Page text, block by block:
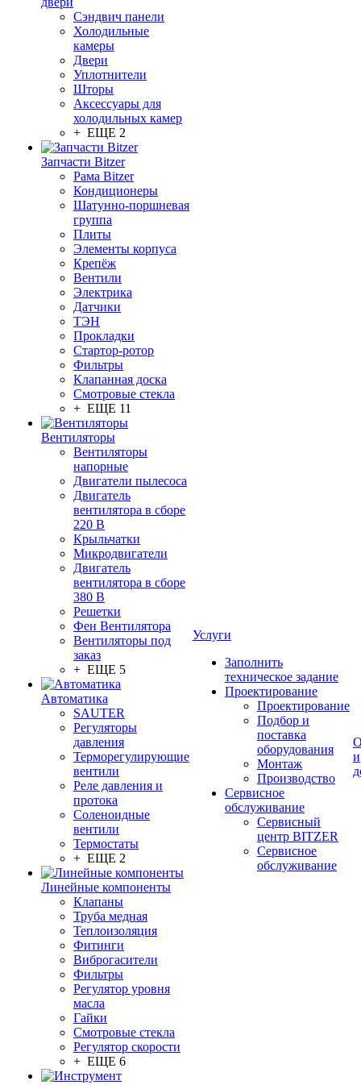
Сэндвич панели
Холодильные
камеры
Двери
Уплотнители
Шторы
Аксессуары для
холодильных камер
+ ЕЩЕ 2
Запчасти Bitzer
Рама Bitzer
Кондиционеры
Шатунно-поршневая
группа
Плиты
Элементы корпуса
Крепёж
Вентили
Электрика
Датчики
ТЭН
Прокладки
Стартор-ротор
Фильтры
Клапанная доска
Смотровые стекла
+ ЕЩЕ 11
Вентиляторы
Вентиляторы
напорные
Двигатели пылесоса
Двигатель
вентилятора в сборе
220 В
Крыльчатки
Микродвигатели
Двигатель
вентилятора в сборе
380 В
Решетки
Фен Вентилятора
Вентиляторы под
заказ
+ ЕЩЕ 5
Автоматика
SAUTER
Регуляторы
давления
Терморегулирующие
вентили
Реле давления и
протока
Соленоидные
вентили
Термостаты
+ ЕЩЕ 2
Линейные компоненты
Клапаны
Труба медная
Теплоизоляция
Фитинги
Виброгасители
Фильтры
Регулятор уровня
масла
Гайки
Смотровые стекла
Регулятор скорости
+ ЕЩЕ 6
Услуги
Заполнить
техническое задание
Проектирование
Проектирование
Подбор и
поставка
оборудования
Монтаж
Производство
Сервисное
обслуживание
Сервисный
центр BITZER
Сервисное
обслуживание
и